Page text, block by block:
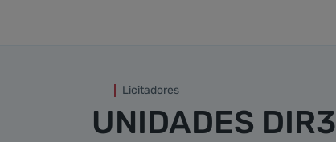
Licitadores
UNIDADES DIR3